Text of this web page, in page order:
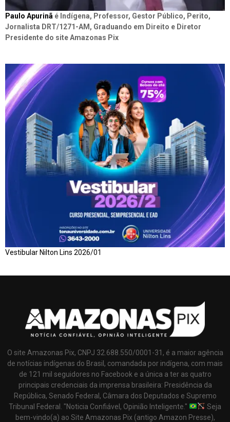
Paulo Apurinã é Indígena, Professor, Gestor Público, Perito,
Jornalista DRT/1271-AM, Graduando em Direito e Diretor
Presidente do site Amazonas Pix
Vestibular Nilton Lins 2026/01
O site Amazonas Pix, CNPJ 32.688.550/0001-31, é a maior agência
de notícias indígenas do Brasil, comandada por indígena, com mais
de 121 mil seguidores no Facebook e a única a ter as quatro
principais credenciais da imprensa brasileira: Presidência da
República, Senado Federal, Câmara dos Deputados e Supremo
Tribunal Federal. "Noticia Confiável, Opinião Inteligente."
Seja
bem-vindo(a) ao Site Amazonas Pix (antigo Amazon Presse),